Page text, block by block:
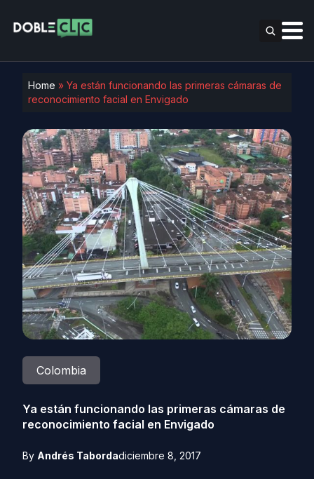
Home » Ya están funcionando las primeras cámaras de
reconocimiento facial en Envigado
Colombia
Ya están funcionando las primeras cámaras de
reconocimiento facial en Envigado
By Andrés Tabordadiciembre 8, 2017